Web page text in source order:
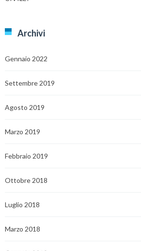
Archivi
Gennaio 2022
Settembre 2019
Agosto 2019
Marzo 2019
Febbraio 2019
Ottobre 2018
Luglio 2018
Marzo 2018